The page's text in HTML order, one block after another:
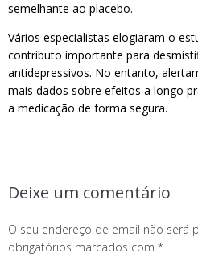
semelhante ao placebo.
Vários especialistas elogiaram o
contributo importante para
antidepressivos. No entanto,
mais dados sobre efeitos a longo
a medicação de forma segura.
Deixe um comentário
O seu endereço de email não será
obrigatórios marcados com *